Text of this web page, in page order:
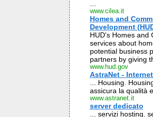
www.cilea.it
Homes and
Development
HUD's Homes and
services about
potential business
partners by giving
www.hud.gov
AstraNet -
... Housing.
assicura la qualità
www.astranet.it
server dedicato
... servizi hosting.